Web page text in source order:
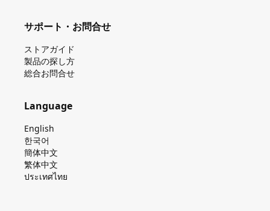
サポート・お問合せ
ストアガイド
製品の探し⽅
総合お問合せ
Language
English
한국어
簡体中文
繁体中文
ประเทศไทย